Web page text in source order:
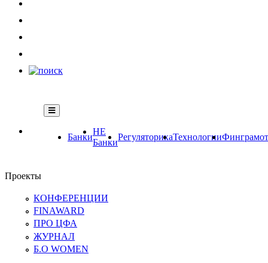
Банки
НЕ
Банки
РегуляторикаТехнологии
Проекты
КОНФЕРЕНЦИИ
FINAWARD
ПРО ЦФА
ЖУРНАЛ
Б.О WOMEN